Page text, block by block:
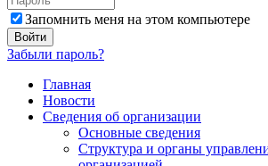
Запомнить меня на этом компьютере
Забыли пароль?
Главная
Новости
Сведения об организации
Основные сведения
Структура и органы